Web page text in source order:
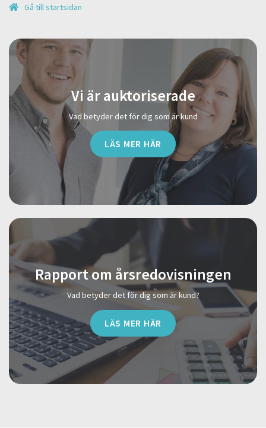
Gå till startsidan
Vi är auktoriserade
Vad betyder det för dig som är kund
LÄS MER HÄR
Rapport om årsredovisningen
Vad betyder det för dig som är kund?
LÄS MER HÄR